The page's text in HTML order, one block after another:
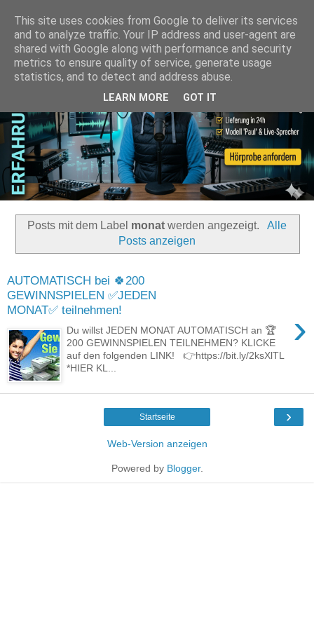
Posts mit dem Label monat werden angezeigt.
Alle
Posts anzeigen
AUTOMATISCH bei 🍀200
GEWINNSPIELEN ✅JEDEN
MONAT✅ teilnehmen!
›
Du willst JEDEN MONAT AUTOMATISCH an 🏆
200 GEWINNSPIELEN TEILNEHMEN? KLICKE
auf den folgenden LINK! 👉https://bit.ly/2ksXlTL
*HIER KL...
›
Startseite
Web-Version anzeigen
Powered by Blogger.
This site uses cookies from Google to deliver its services
and to analyze traffic. Your IP address and user-agent are
shared with Google along with performance and security
metrics to ensure quality of service, generate usage
statistics, and to detect and address abuse.
LEARN MORE GOT IT